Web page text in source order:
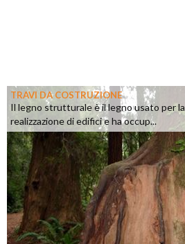
TRAVI DA COSTRUZIONE
Il legno strutturale è il legno usato per la
realizzazione di edifici e ha occup...